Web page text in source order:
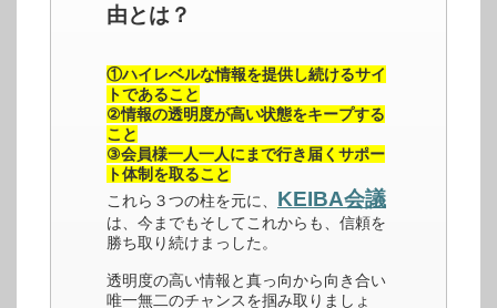
由とは？
①ハイレベルな情報を提供し続けるサイ
トであること
②情報の透明度が高い状態をキープする
こと
③会員様一人一人にまで行き届くサポー
ト体制を取ること
これら３つの柱を元に、 KEIBA会議
は、今までもそしてこれからも、信頼を
勝ち取り続けまっした。
透明度の高い情報と真っ向から向き合い
唯一無二のチャンスを掴み取りましょ